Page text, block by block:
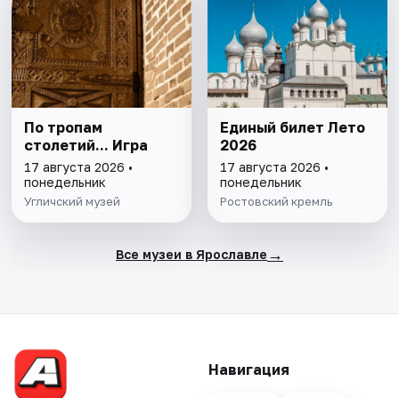
По тропам
столетий... Игра
17 августа 2026 •
понедельник
Угличский музей
Единый билет Лето
2026
17 августа 2026 •
понедельник
Ростовский кремль
Все музеи в Ярославле →
Навигация